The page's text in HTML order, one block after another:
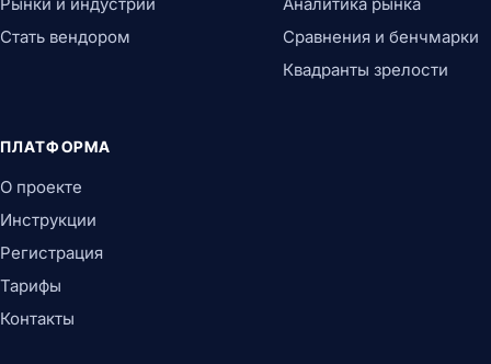
Стать вендором
Сравнения и бенчмарки
Квадранты зрелости
ПЛАТФОРМА
О проекте
Инструкции
Регистрация
Тарифы
Контакты